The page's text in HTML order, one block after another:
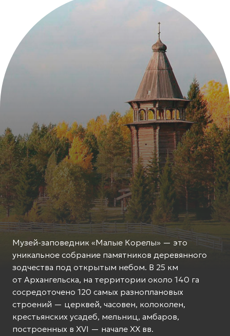
Музей-заповедник «Малые Корелы» — это
уникальное собрание памятников деревянного
зодчества под открытым небом. В 25 км
от Архангельска, на территории около 140 га
сосредоточено 120 самых разноплановых
строений — церквей, часовен, колоколен,
крестьянских усадеб, мельниц, амбаров,
построенных в XVI — начале XX вв.